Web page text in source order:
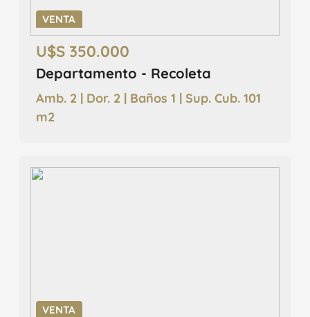
VENTA
U$S 350.000
Departamento - Recoleta
Amb. 2 | Dor. 2 | Baños 1 | Sup. Cub. 101
m2
VENTA